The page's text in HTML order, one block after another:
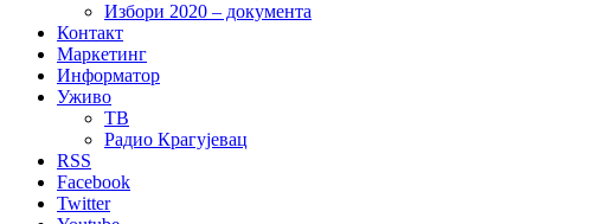
Избори 2020 – документа
Контакт
Маркетинг
Информатор
Уживо
ТВ
Радио Крагујевац
RSS
Facebook
Twitter